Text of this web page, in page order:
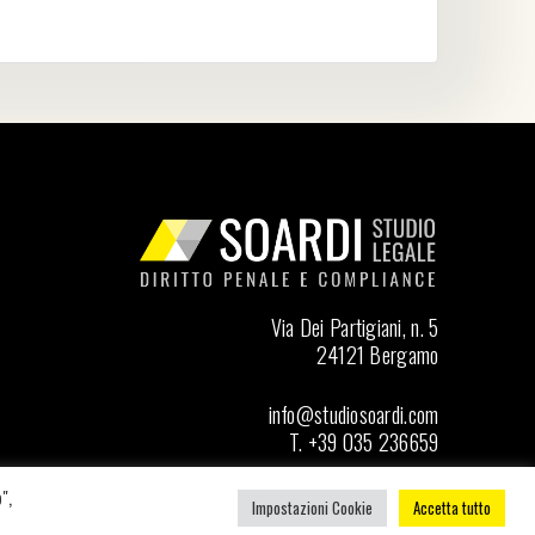
Via Dei Partigiani, n. 5
24121 Bergamo
info@studiosoardi.com
T. +39 035 236659
Seguici su LinkedIn
Impostazioni Cookie Accetta tutto